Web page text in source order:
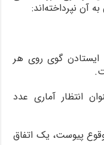
آن نپرداخته‌اند:
ایستادن گوی روی هر
به عنوان انتظار آماری عدد
پیوست، یک اتفاق